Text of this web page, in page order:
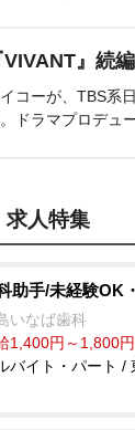
VIVANT』続
コーが、TBS系
ドラマプロデュ
求人特集
助手/未経験OK
いなば歯科
1,400円～1,800円
バイト・パート /